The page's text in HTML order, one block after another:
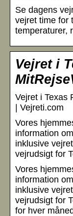
Se dagens
vejret time for
temperaturer,
Vejret i
Vejret i Texas
| Vejreti.com
Vores
information
inklusive
vejrudsigt for
Vores
information
inklusive
vejrudsigt for
for hver